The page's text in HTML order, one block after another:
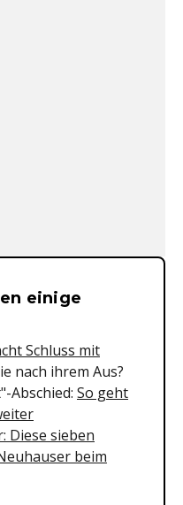
&einige
Schluss mit
nach ihrem Aus?
Abschied: So geht
Diese sieben
beim